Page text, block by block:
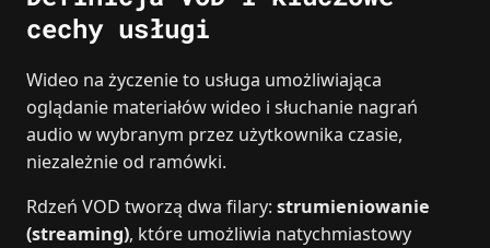
cechy usługi
Wideo na życzenie to usługa umożliwiająca
oglądanie materiałów wideo i słuchanie nagrań
audio w wybranym przez użytkownika czasie,
niezależnie od ramówki.
Rdzeń VOD tworzą dwa filary: strumieniowanie
(streaming), które umożliwia natychmiastowy